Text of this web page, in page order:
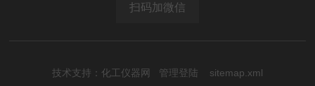
扫码加微信
技术支持： 化工仪器网 管理登陆 sitemap.xml